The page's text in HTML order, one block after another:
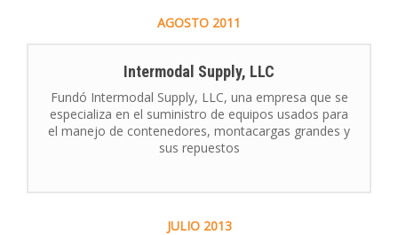
AGOSTO 2011
Intermodal Supply, LLC
Fundó Intermodal Supply, LLC, una empresa que se
especializa en el suministro de equipos usados para
el manejo de contenedores, montacargas grandes y
sus repuestos
JULIO 2013